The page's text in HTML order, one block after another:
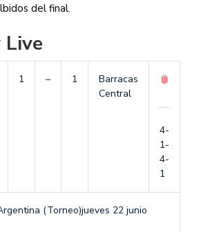
del final.
Live
1 – 1
Barracas
Central
4-
1-
4-
1
(Torneo)jueves 22 junio